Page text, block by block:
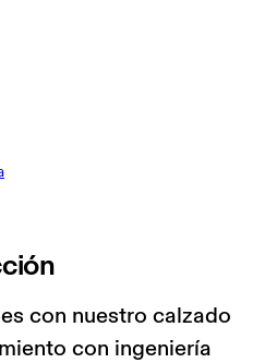
con nuestro calzado
con ingeniería